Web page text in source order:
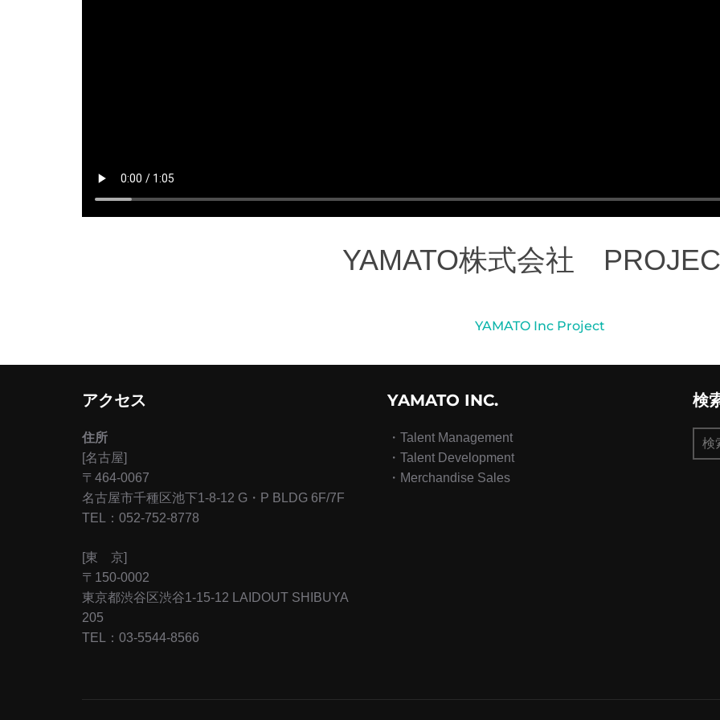
YAMATO株式会社
YAMATO Inc Project
アクセス
住所
[名古屋]
〒464-0067
名古屋市千種区池下1-8-12 G・P BLDG 6F/7F
TEL：052-752-8778
[東 京]
〒150-0002
東京都渋谷区渋谷1-15-12 LAIDOUT SHIBUYA
205
TEL：03-5544-8566
YAMATO INC.
・Talent Management
・Talent Development
・Merchandise Sales
検
検
索: